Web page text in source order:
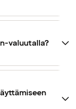
valuutalla?